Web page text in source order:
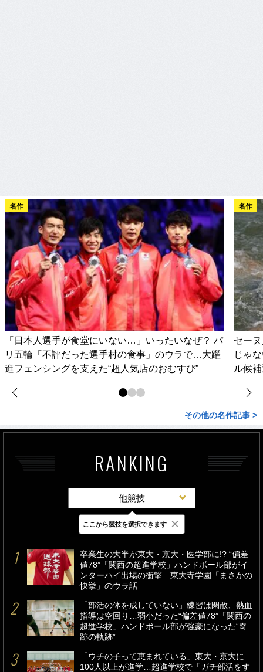
名作
「日本人選手が食堂にいない…」いったいなぜ？ パ
リ五輪「不評だった選手村の食事」のウラで…大躍
進フェンシングを支えた“超人気店のおむすび”
名作
セー
じゃ
ル候
その他の名作記事 >
RANKING
他競技
最新 24時間 週間
卒業生の大半が東大・京大・医学部に!? “偏差
値78”「関西の超進学校」ハンドボール部がイ
ンターハイ出場の衝撃…東大寺学園「まさかの
快挙」のウラ話
「部活の体を成していない」練習は閑散、熱血
指導は空回り…弱小だった“偏差値78”「関西の
超進学校」ハンドボール部が強豪になった“奇
跡の軌跡”
「ウチの子って恵まれている」東大・京大に
100人以上が進学…超進学校で「ガチ部活をす
ここから競技を選択できます ×